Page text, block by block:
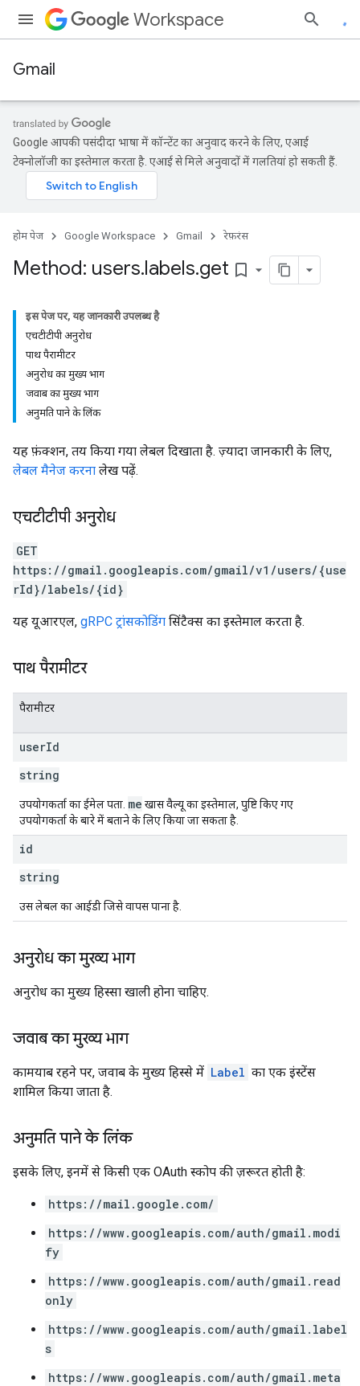
Workspace
Gmail
Google आपकी पसंदीदा भाषा में कॉन्टेंट का अनुवाद करने के लिए, एआई
टेक्नोलॉजी का इस्तेमाल करता है. एआई से मिले अनुवादों में गलतियां हो सकती हैं.
होम पेज Google Workspace Gmail रेफ़रंस
Method: users.labels.get bookmark_border
इस पेज पर, यह जानकारी उपलब्ध है
एचटीटीपी अनुरोध
पाथ पैरामीटर
अनुरोध का मुख्य भाग
जवाब का मुख्य भाग
अनुमति पाने के लिंक
यह फ़ंक्शन, तय किया गया लेबल दिखाता है. ज़्यादा जानकारी के लिए,
लेबल मैनेज करना लेख पढ़ें.
एचटीटीपी अनुरोध
GET
https://gmail.googleapis.com/gmail/v1/users/{use
rId}/labels/{id}
यह यूआरएल, gRPC ट्रांसकोडिंग सिंटैक्स का इस्तेमाल करता है.
पाथ पैरामीटर
पैरामीटर
userId
string
उपयोगकर्ता का ईमेल पता. me खास वैल्यू का इस्तेमाल, पुष्टि किए गए
उपयोगकर्ता के बारे में बताने के लिए किया जा सकता है.
id
string
उस लेबल का आईडी जिसे वापस पाना है.
अनुरोध का मुख्य भाग
अनुरोध का मुख्य हिस्सा खाली होना चाहिए.
जवाब का मुख्य भाग
कामयाब रहने पर, जवाब के मुख्य हिस्से में Label का एक इंस्टेंस
शामिल किया जाता है.
अनुमति पाने के लिंक
इसके लिए, इनमें से किसी एक OAuth स्कोप की ज़रूरत होती है:
https://mail.google.com/
https://www.googleapis.com/auth/gmail.modi
fy
https://www.googleapis.com/auth/gmail.read
only
https://www.googleapis.com/auth/gmail.label
s
https://www.googleapis.com/auth/gmail.meta